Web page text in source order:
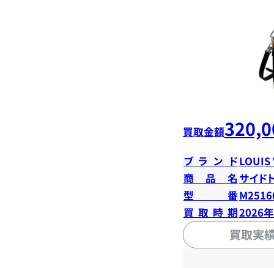
買取金額
ブランドLOUIS
商品名 サイド
型番
買取時期2026
買取実